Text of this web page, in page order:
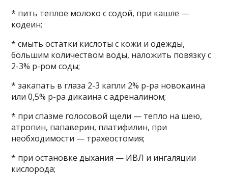
* пить теплое молоко с содой, при кашле —
кодеин;
* смыть остатки кислоты с кожи и одежды,
большим количеством воды, наложить повязку с
2-3% р-ром соды;
* закапать в глаза 2-3 капли 2% р-ра новокаина
или 0,5% р-ра дикаина с адреналином;
* при спазме голосовой щели — тепло на шею,
атропин, папаверин, платифилин, при
необходимости — трахеостомия;
* при остановке дыхания — ИВЛ и ингаляции
кислорода;